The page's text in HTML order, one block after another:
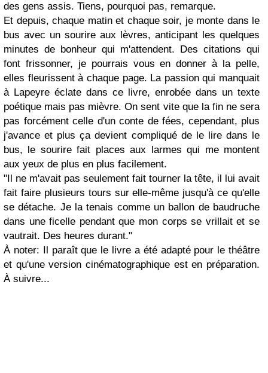
des gens assis. Tiens, pourquoi pas, remarque.
Et depuis, chaque matin et chaque soir, je monte dans le
bus avec un sourire aux lèvres, anticipant les quelques
minutes de bonheur qui m'attendent. Des citations qui
font frissonner, je pourrais vous en donner à la pelle,
elles fleurissent à chaque page. La passion qui manquait
à Lapeyre éclate dans ce livre, enrobée dans un texte
poétique mais pas mièvre. On sent vite que la fin ne sera
pas forcément celle d'un conte de fées, cependant, plus
j'avance et plus ça devient compliqué de le lire dans le
bus, le sourire fait places aux larmes qui me montent
aux yeux de plus en plus facilement.
"Il ne m'avait pas seulement fait tourner la tête, il lui avait
fait faire plusieurs tours sur elle-même jusqu'à ce qu'elle
se détache. Je la tenais comme un ballon de baudruche
dans une ficelle pendant que mon corps se vrillait et se
vautrait. Des heures durant."
À noter: Il paraît que le livre a été adapté pour le théâtre
et qu'une version cinématographique est en préparation.
À suivre...